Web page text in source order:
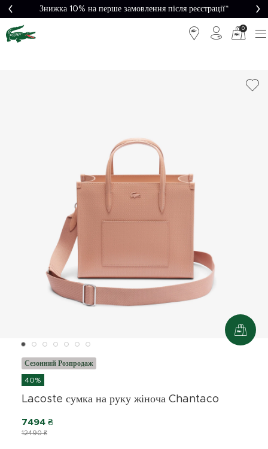
Знижка 10% на перше замовлення після реєстрації*
0
Сезонний Розпродаж
40%
Lacoste сумка на руку жіноча Chantaco
12490 ₴
7494 ₴
Безкоштовна
доставка від